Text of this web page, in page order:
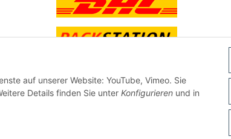
auf unserer Website: YouTube, Vimeo. Sie
Details finden Sie unter Konfigurieren und in